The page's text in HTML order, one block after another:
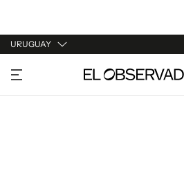
URUGUAY
URUGUAY
ARGENTINA